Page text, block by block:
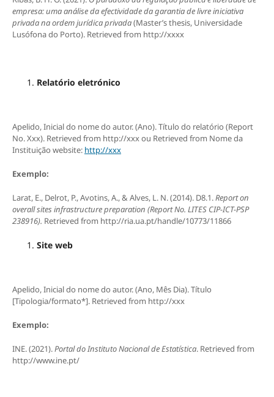
empresa: uma análise da efectividade da garantia de livre iniciativa
privada na ordem jurídica privada(Master’s thesis, Universidade
Lusófona do Porto). Retrieved from http://xxxx
Relatório eletrónico
Apelido, Inicial do nome do autor. (Ano). Título do relatório (Report
No. Xxx). Retrieved from http://xxx ou Retrieved from Nome da
Instituição website: http://xxx
Exemplo:
Larat, E., Delrot, P., Avotins, A., & Alves, L. N. (2014). D8.1.Report on
overall sites infrastructure preparation (Report No. LITES CIP-ICT-PSP
238916). Retrieved from http://ria.ua.pt/handle/10773/11866
Site web
Apelido, Inicial do nome do autor. (Ano, Mês Dia). Título
[Tipologia/formato*]. Retrieved from http://xxx
Exemplo:
INE. (2021).Portal do Instituto Nacional de Estatística. Retrieved from
http://www.ine.pt/